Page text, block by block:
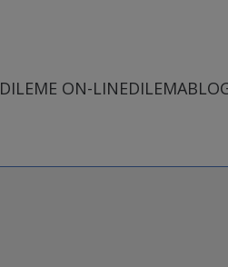
DILEME ON-LINE